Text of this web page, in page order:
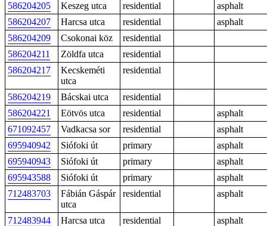
586204205
Keszeg utca residential
asphalt
586204207
Harcsa utca residential
asphalt
586204209
Csokonai köz
residential
586204211
Zöldfa utca
residential
586204217
Kecskeméti
utca
residential
586204219 Bácskai utca
residential
586204221
Eötvös utca residential
asphalt
671092457
Vadkacsa sor residential
asphalt
695940942
Siófoki út primary
asphalt
695940943
Siófoki út primary
asphalt
695943588
Siófoki út primary
asphalt
712483703
Fábián Gáspár
utca
residential asphalt
712483944 Harcsa utca residential
asphalt